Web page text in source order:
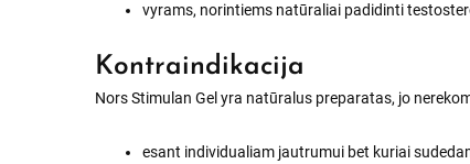
vyrams, norintiems natūraliai padidinti
Kontraindikacija
Nors Stimulan Gel yra natūralus preparatas, jo
esant individualiam jautrumui bet kuriai